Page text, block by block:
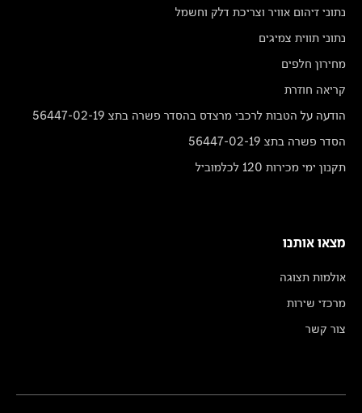
נתוני זיהום אוויר וצריכת דלק וחשמל
נתוני תווית צמיגים
מחירון חלפים
קריאה חוזרת
הודעה על הטבות לרכבי מרצדס בהסדר פשרה בתצ 56447-02-19
הסדר פשרה בתצ 56447-02-19
תקנון ימי מכירות 120 לכלמוביל
מצאו אותנו
אולמות תצוגה
מרכזי שירות
צור קשר